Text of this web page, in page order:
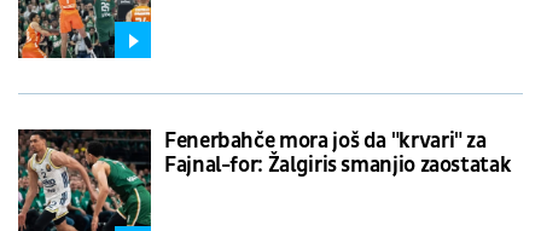
Fenerbahče mora još da "krvari" za
Fajnal-for: Žalgiris smanjio zaostatak